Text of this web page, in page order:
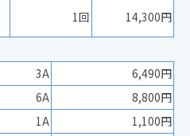
1回 14,300円
3A
6,490円
6A
8,800円
1A
1,100円